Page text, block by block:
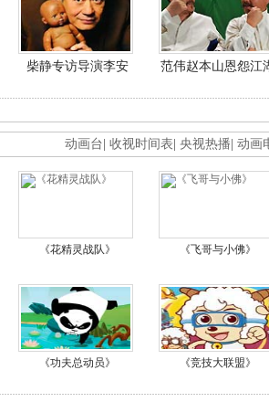
柴静专访导演李安 范伟赵本山恩怨江
动画台 收视时间表 央视热播 动画
《花精灵战队》 《飞哥与小佛》
《功夫总动员》 《竞技大联盟》